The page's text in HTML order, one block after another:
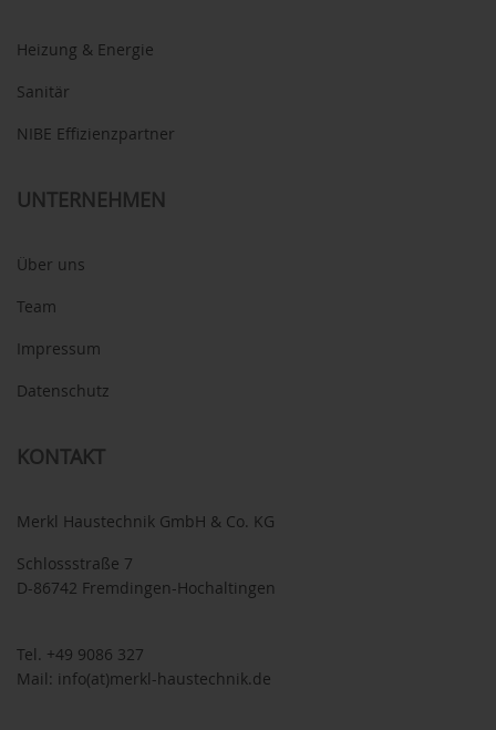
Heizung & Energie
Sanitär
NIBE Effizienzpartner
UNTERNEHMEN
Über uns
Team
Impressum
Datenschutz
KONTAKT
Merkl Haustechnik GmbH & Co. KG
Schlossstraße 7
D-86742 Fremdingen-Hochaltingen
Tel. +49 9086 327
Mail: info(at)merkl-haustechnik.de